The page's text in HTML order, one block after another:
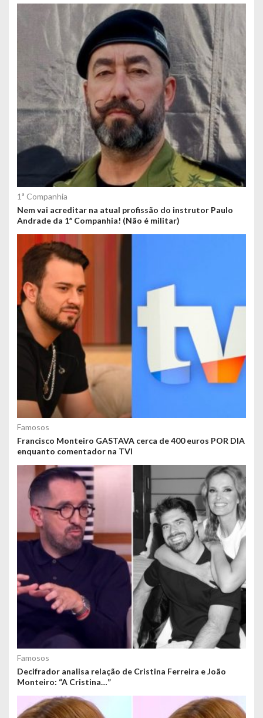
1ª Companhia
Nem vai acreditar na atual profissão do instrutor Paulo
Andrade da 1ª Companhia! (Não é militar)
Famosos
Francisco Monteiro GASTAVA cerca de 400 euros POR DIA
enquanto comentador na TVI
Famosos
Decifrador analisa relação de Cristina Ferreira e João
Monteiro: “A Cristina…”